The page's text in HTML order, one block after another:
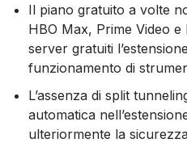
Il piano gratuito a volte
HBO Max, Prime Video
server gratuiti
funzionamento di
L’assenza di split
automatica
ulteriormente la